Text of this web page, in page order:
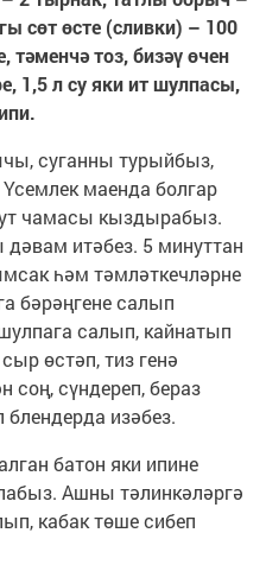
сөт өсте (сливки) – 100
тоз, бизәү өчен
1,5 л су яки ит шулпасы,
суганны турыйбыз,
маенда болгар
чамасы кыздырабыз.
итәбез. 5 минуттан
һәм тәмләткечләрне
бәрәңгене салып
салып, кайнатып
өстәп, тиз генә
соң, сүндереп, бераз
изәбез.
батон яки ипине
Ашны тәлинкәләргә
кабак төше сибеп